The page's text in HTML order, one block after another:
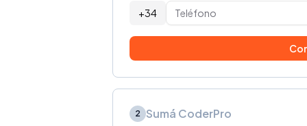
+34
2 Sumá CoderPro